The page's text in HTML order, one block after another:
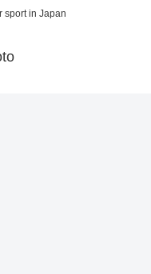
sport in Japan